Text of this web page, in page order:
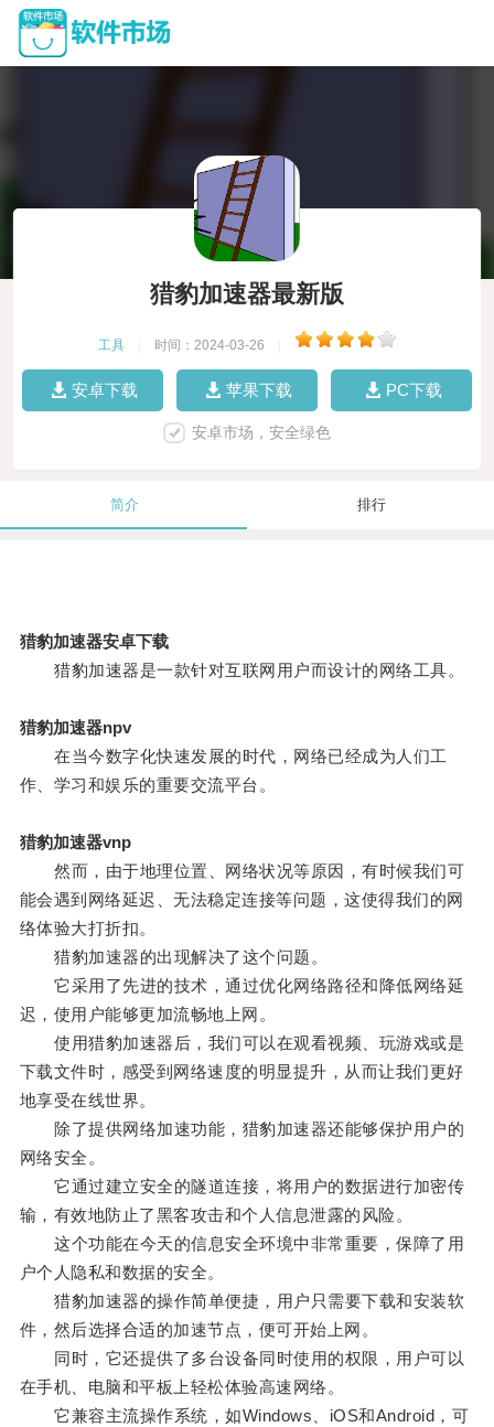
猎豹加速器最新版
工具 时间：2024-03-26
安卓下载 苹果下载 PC下载
安卓市场，安全绿色
简介 排行
猎豹加速器安卓下载
猎豹加速器是一款针对互联网用户而设计的网络工具。
猎豹加速器npv
在当今数字化快速发展的时代，网络已经成为人们工
作、学习和娱乐的重要交流平台。
猎豹加速器vnp
然而，由于地理位置、网络状况等原因，有时候我们可
能会遇到网络延迟、无法稳定连接等问题，这使得我们的网
络体验大打折扣。
猎豹加速器的出现解决了这个问题。
它采用了先进的技术，通过优化网络路径和降低网络延
迟，使用户能够更加流畅地上网。
使用猎豹加速器后，我们可以在观看视频、玩游戏或是
下载文件时，感受到网络速度的明显提升，从而让我们更好
地享受在线世界。
除了提供网络加速功能，猎豹加速器还能够保护用户的
网络安全。
它通过建立安全的隧道连接，将用户的数据进行加密传
输，有效地防止了黑客攻击和个人信息泄露的风险。
这个功能在今天的信息安全环境中非常重要，保障了用
户个人隐私和数据的安全。
猎豹加速器的操作简单便捷，用户只需要下载和安装软
件，然后选择合适的加速节点，便可开始上网。
同时，它还提供了多台设备同时使用的权限，用户可以
在手机、电脑和平板上轻松体验高速网络。
它兼容主流操作系统，如Windows、iOS和Android，可